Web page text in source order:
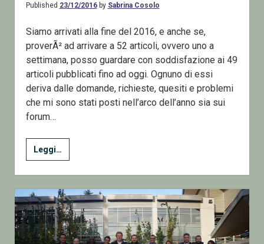
Published 23/12/2016by Sabrina Cosolo
Siamo arrivati alla fine del 2016, e anche se,
proverÃ² ad arrivare a 52 articoli, ovvero uno a
settimana, posso guardare con soddisfazione ai 49
articoli pubblicati fino ad oggi. Ognuno di essi
deriva dalle domande, richieste, quesiti e problemi
che mi sono stati posti nell’arco dell’anno sia sui
forum…
Leggi…
Anno
di
articoli